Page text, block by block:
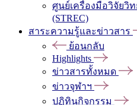
ศูนย์เครื่องมือวิจัยวิ
(STREC)
สาระความรู้และข่าวสาร
ย้อนกลับ
Highlights
ข่าวสารทั้งหมด
ข่าวจุฬาฯ
ปฏิทินกิจกรรม